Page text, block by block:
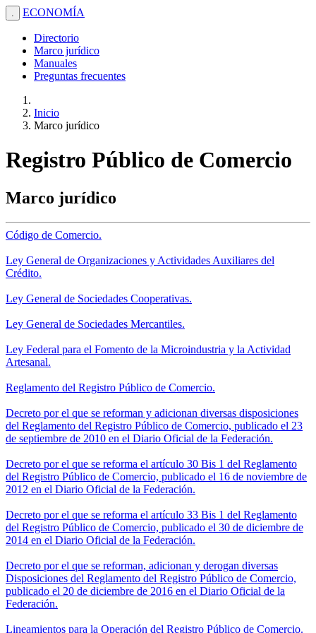
. ECONOMÍA
Directorio
Marco jurídico
Manuales
Preguntas frecuentes
Inicio
Marco jurídico
Registro Público de Comercio
Marco jurídico
Código de Comercio.
Ley General de Organizaciones y Actividades Auxiliares del
Crédito.
Ley General de Sociedades Cooperativas.
Ley General de Sociedades Mercantiles.
Ley Federal para el Fomento de la Microindustria y la Actividad
Artesanal.
Reglamento del Registro Público de Comercio.
Decreto por el que se reforman y adicionan diversas disposiciones
del Reglamento del Registro Público de Comercio, publicado el 23
de septiembre de 2010 en el Diario Oficial de la Federación.
Decreto por el que se reforma el artículo 30 Bis 1 del Reglamento
del Registro Público de Comercio, publicado el 16 de noviembre de
2012 en el Diario Oficial de la Federación.
Decreto por el que se reforma el artículo 33 Bis 1 del Reglamento
del Registro Público de Comercio, publicado el 30 de diciembre de
2014 en el Diario Oficial de la Federación.
Decreto por el que se reforman, adicionan y derogan diversas
Disposiciones del Reglamento del Registro Público de Comercio,
publicado el 20 de diciembre de 2016 en el Diario Oficial de la
Federación.
Lineamientos para la Operación del Registro Público de Comercio.